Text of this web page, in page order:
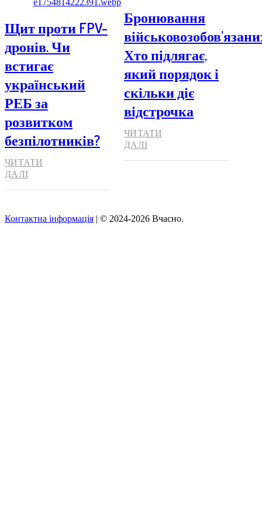
Щит проти FPV-
дронів. Чи
встигає
український
РЕБ за
розвитком
безпілотників?
ЧИТАТИ
ДАЛІ
Бронювання
Хто підлягає,
який порядок і
скільки діє
відстрочка
ЧИТАТИ
ДАЛІ
Контактна інформація | © 2024-2026 Вчасно.